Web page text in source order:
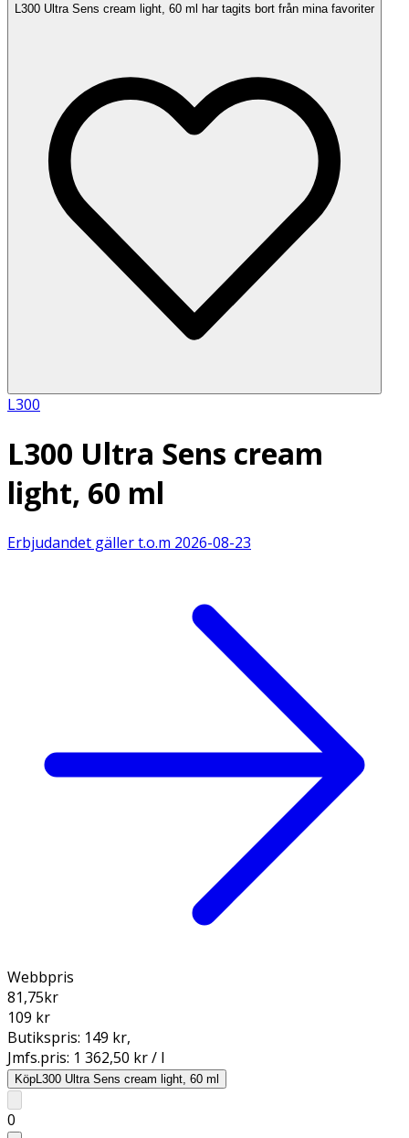
L300 Ultra Sens cream light, 60 ml har tagits bort från mina favoriter
L300
L300 Ultra Sens cream
light, 60 ml
Erbjudandet gäller t.o.m 2026-08-23
Webbpris
81,75kr
109 kr
Butikspris: 149 kr,
Jmfs.pris: 1 362,50 kr / l
KöpL300 Ultra Sens cream light, 60 ml
0